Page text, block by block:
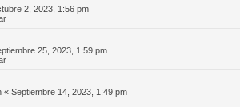
2, 2023, 1:56 pm
25, 2023, 1:59 pm
« Septiembre 14, 2023, 1:49 pm